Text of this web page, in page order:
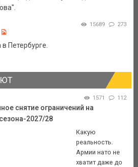
15689 273
Петербурге.
1571 112
снятие ограничений на
2027/28
Какую
реальность.
Армии нато не
хватит даже до